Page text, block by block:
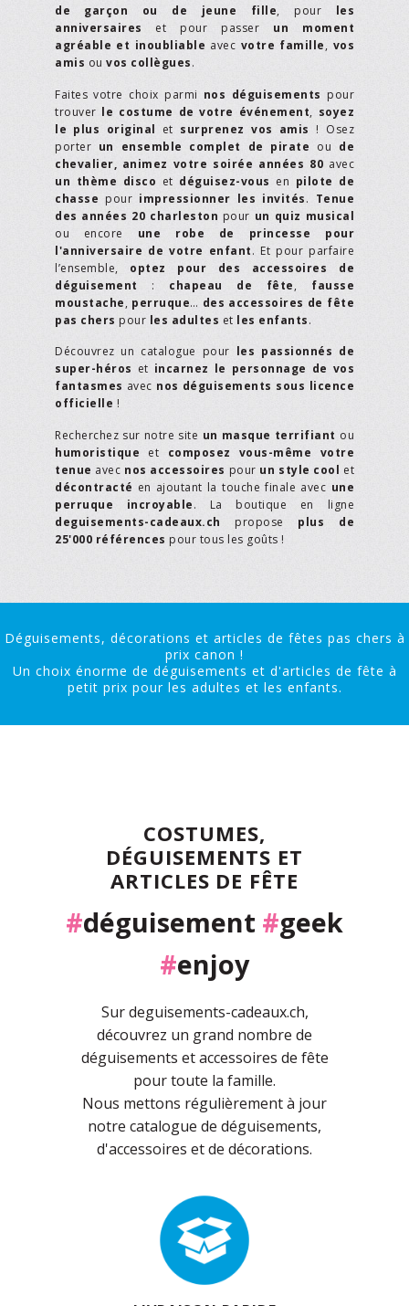
de garçon ou de jeune fille, pour les
anniversaires et pour passer un moment
agréable et inoubliable avec votre famille, vos
amis ou vos collègues.
Faites votre choix parmi nos déguisements pour
trouver le costume de votre événement, soyez
le plus original et surprenez vos amis ! Osez
porter un ensemble complet de pirate ou de
chevalier, animez votre soirée années 80 avec
un thème disco et déguisez-vous en pilote de
chasse pour impressionner les invités. Tenue
des années 20 charleston pour un quiz musical
ou encore une robe de princesse pour
l'anniversaire de votre enfant. Et pour parfaire
l’ensemble, optez pour des accessoires de
déguisement : chapeau de fête, fausse
moustache, perruque… des accessoires de fête
pas chers pour les adultes et les enfants.
Découvrez un catalogue pour les passionnés de
super-héros et incarnez le personnage de vos
fantasmes avec nos déguisements sous licence
officielle !
Recherchez sur notre site un masque terrifiant ou
humoristique et composez vous-même votre
tenue avec nos accessoires pour un style cool et
décontracté en ajoutant la touche finale avec une
perruque incroyable. La boutique en ligne
deguisements-cadeaux.ch propose plus de
25'000 références pour tous les goûts !
Déguisements, décorations et articles de fêtes pas chers à
prix canon !
Un choix énorme de déguisements et d'articles de fête à
petit prix pour les adultes et les enfants.
COSTUMES,
DÉGUISEMENTS ET
ARTICLES DE FÊTE
#déguisement #geek
#enjoy
Sur deguisements-cadeaux.ch,
découvrez un grand nombre de
déguisements et accessoires de fête
pour toute la famille.
Nous mettons régulièrement à jour
notre catalogue de déguisements,
d'accessoires et de décorations.